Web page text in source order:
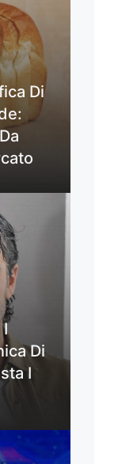
Di
I
Di
I